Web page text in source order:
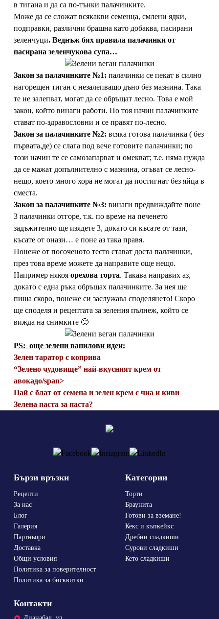
в тигана и да са по-тънки палачинките.
Може да се сложат всякакви семенца, смлени ядки,
подправки, различни брашна като добаква, пасирани
зеленчуци. Веднъж бях правила палачинки от
пасирана зеленчукова супа…
Закон за палачинките №1: палачинки се пекат в силно
нагорещен тиган с незалепващо дъно без мазнина. Така
те не залепват, могат да се обръщат лесно. Това е мой
закон, който винаги работи. По тоя начин палачинките
стават по-здравословни и се правят по-лесно.
Закон за палачинките №2: всяка готова палачинка ( без
първата,де) се слага под вече готовите палачинки; по
този начин те се самозапарват и омекват; т.е. няма нужда
да се мажат допълнително с мазнина, огъват се лесно-
нещо, което много хора не могат да постигнат без яйца в
сместа.
Закон за палачинките №3: винаги предвиждайте поне
3 палачинки отгоре, т.к. по време на печенето
задъжително ще изядете 3, докато си късате от тази,
късате от онази… е поне аз така правя.
Понеже от посоченото тесто стават доста палачинки,
през това време можете да направите още нещо.
Например някоя орехова торта. Такава направих аз,
докато с една ръка обръщах палачинките. За нея ще
пиша скоро, понеже си заслужава споделянето! Скоро
ще споделя и рецептата за зеления пълнеж, който се
вижда на снимките 🙂
PS: още зелени ванилови идеи:
Зелен таратор с коприва
“Зелено чудовище” най-вкусният крем от
авокадо/span>
Пай с блат от семена и зелен крем с чиа и киви
Зелена паста за паста?
Бързи връзки
Рецепти
За нас
Блог
Галерия
Партньори
Доставка
Общи условия
Политика за поверителност
Политика за бисквитки
Категории
Торти
Браунита
Готови за вземане!
Кекс и къпкейкс
Дребни сладкиши
Сурови сладкиши
Кето сладкиши
Контакти